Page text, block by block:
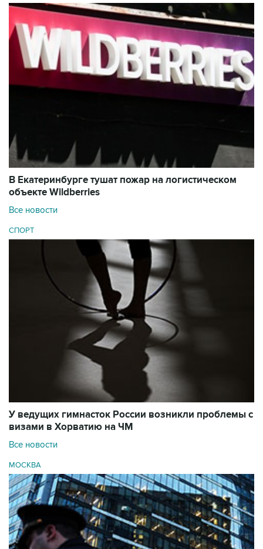
В Екатеринбурге тушат пожар на логистическом
объекте Wildberries
Все новости
СПОРТ
У ведущих гимнасток России возникли проблемы с
визами в Хорватию на ЧМ
Все новости
МОСКВА